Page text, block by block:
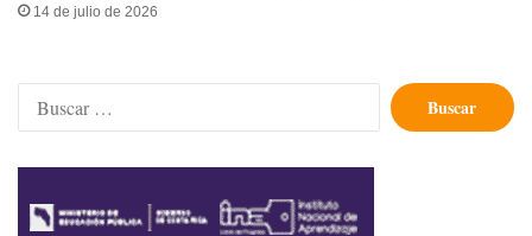
14 de julio de 2026
Buscar: